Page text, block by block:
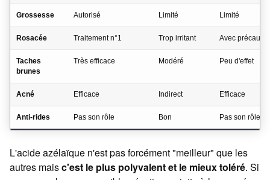
Grossesse Autorisé Limité Limité
Rosacée Traitement n°1 Trop irritant Avec
Taches
brunes
Très efficace Modéré Peu d'effet
Acné Efficace Indirect Efficace
Anti-rides Pas son rôle Bon Pas son rôle
L'acide azélaïque n'est pas forcément "meilleur" que les
autres maisc'est le plus polyvalent et le mieux toléré. Si